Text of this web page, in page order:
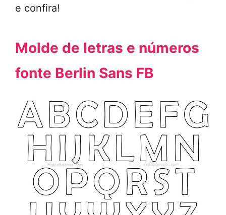
e confira!
Molde de letras e números
fonte Berlin Sans FB